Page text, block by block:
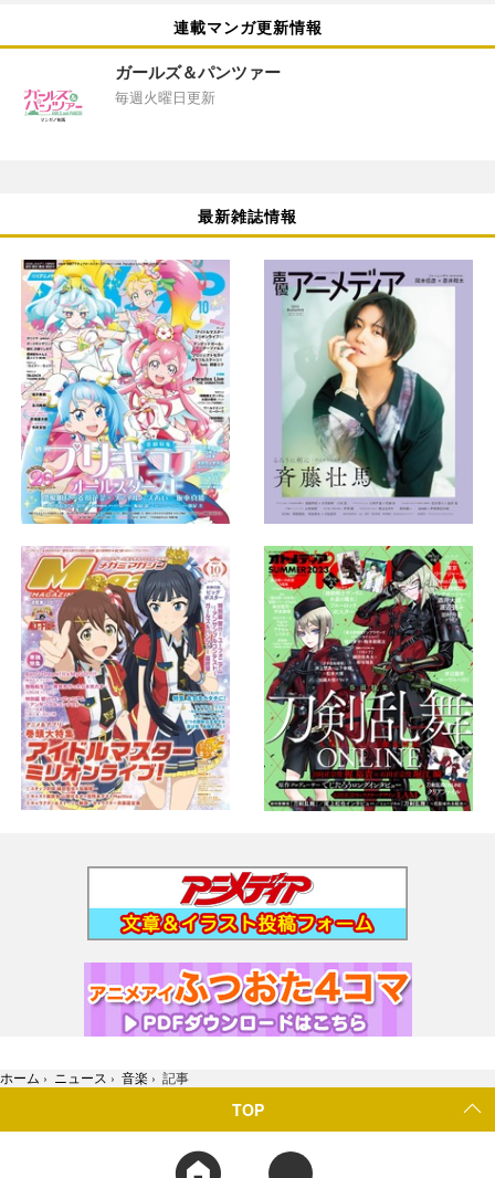
連載マンガ更新情報
ガールズ＆パンツァー
毎週火曜日更新
最新雑誌情報
ホーム › ニュース › 音楽 › 記事
TOP